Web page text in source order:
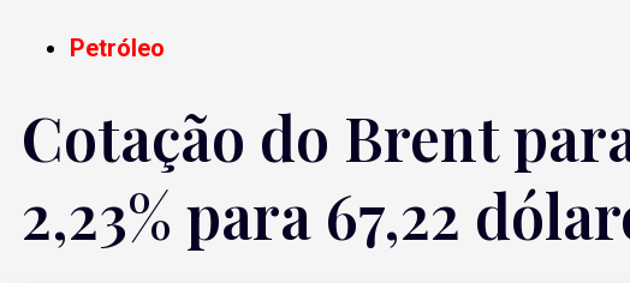
Petróleo
Cotação do Brent
2,23% para 67,22